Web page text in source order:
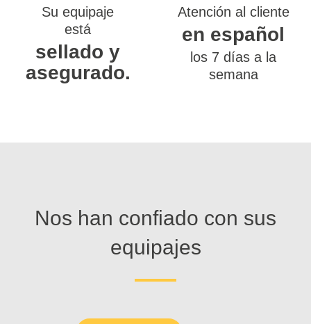
Su equipaje
está
sellado y
asegurado.
Atención al cliente
en español
los 7 días a la
semana
Nos han confiado con sus
equipajes